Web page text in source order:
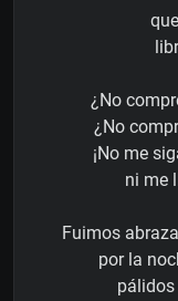
¿No
¿No
¡No me
ni me
Fuimos
por la